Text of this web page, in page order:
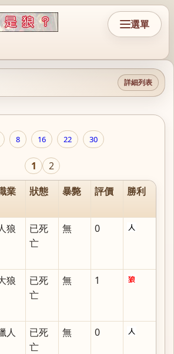
選單
詳細列表
8 16 22 30
1
2
業 狀態 暴斃 評價 勝利
狼
已死
亡
無 0
狼
已死
亡
無 1
人
已死
亡
無 0